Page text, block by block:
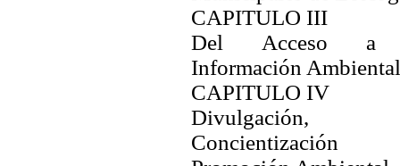
CAPITULO III
Del Acceso a
Información Ambiental
CAPITULO IV
Divulgación,